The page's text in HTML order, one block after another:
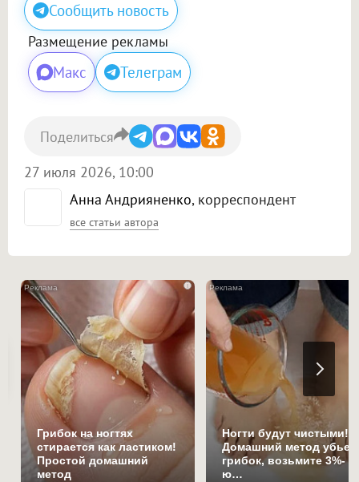
Сообщить новость
Размещение рекламы
Макс Телеграм
Анна Андрияненко, корреспондент
все статьи автора
27 июля 2026, 10:00
Поделиться
i
Грибок на ногтях
стирается как ластиком!
Простой домашний
метод
Ногти будут чистыми!
Домашний метод убьет
грибок, возьмите 3%-
ю…